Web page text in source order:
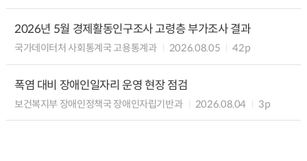
2026년 5월 경제활동인구조사 고령층 부가조사 결과
국가데이터처 사회통계국 고용통계과 2026.08.05 42p
폭염 대비 장애인일자리 운영 현장 점검
보건복지부 장애인정책국 장애인자립기반과 2026.08.04 3p